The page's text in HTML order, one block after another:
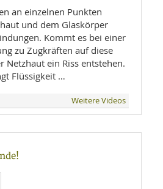
an einzelnen Punkten
und dem Glaskörper
Kommt es bei einer
zu Zugkräften auf diese
Netzhaut ein Riss entstehen.
Flüssigkeit …
Weitere Videos